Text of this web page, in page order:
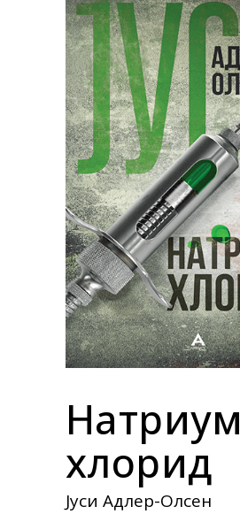
Натриум
хлорид
Јуси Адлер-Олсен